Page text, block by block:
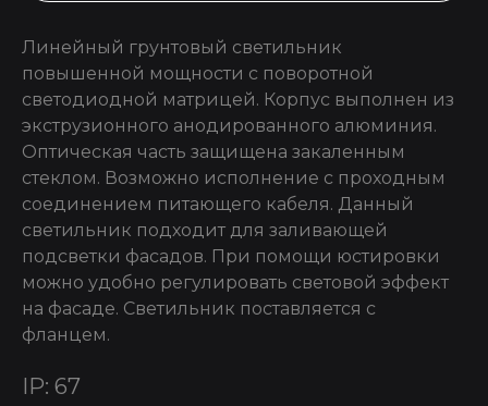
Линейный грунтовый светильник
повышенной мощности с поворотной
светодиодной матрицей. Корпус выполнен из
экструзионного анодированного алюминия.
Оптическая часть защищена закаленным
стеклом. Возможно исполнение с проходным
соединением питающего кабеля. Данный
светильник подходит для заливающей
подсветки фасадов. При помощи юстировки
можно удобно регулировать световой эффект
на фасаде. Светильник поставляется с
фланцем.
IP: 67